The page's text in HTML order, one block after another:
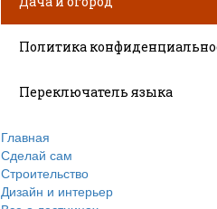
Политика
Переключатель языка
Главная
Сделай сам
Строительство
Дизайн и интерьер